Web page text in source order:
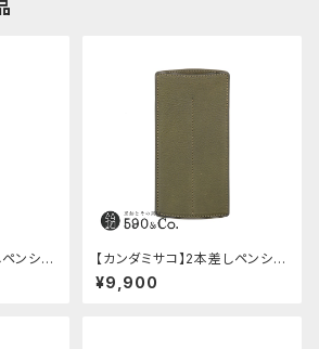
ペンシー
ター
【カンダミサコ】2本差しペンシー
ス・ミネルバボックス (オリーバ)
¥9,900